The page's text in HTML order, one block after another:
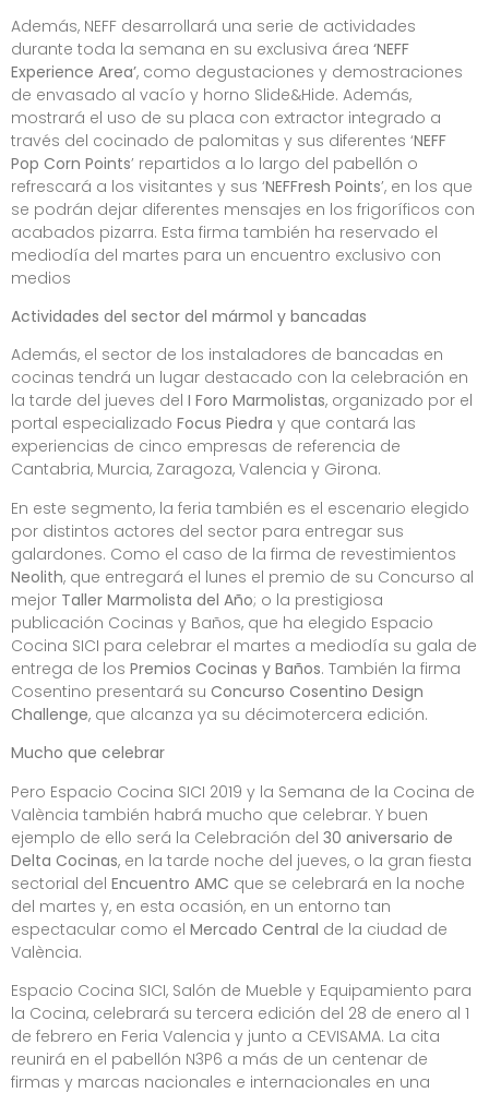
Además, NEFF desarrollará una serie de actividades
durante toda la semana en su exclusiva área ‘NEFF
Experience Area’, como degustaciones y demostraciones
de envasado al vacío y horno Slide&Hide. Además,
mostrará el uso de su placa con extractor integrado a
través del cocinado de palomitas y sus diferentes ‘NEFF
Pop Corn Points’ repartidos a lo largo del pabellón o
refrescará a los visitantes y sus ‘NEFFresh Points’, en los que
se podrán dejar diferentes mensajes en los frigoríficos con
acabados pizarra. Esta firma también ha reservado el
mediodía del martes para un encuentro exclusivo con
medios
Actividades del sector del mármol y bancadas
Además, el sector de los instaladores de bancadas en
cocinas tendrá un lugar destacado con la celebración en
la tarde del jueves del I Foro Marmolistas, organizado por el
portal especializado Focus Piedra y que contará las
experiencias de cinco empresas de referencia de
Cantabria, Murcia, Zaragoza, Valencia y Girona.
En este segmento, la feria también es el escenario elegido
por distintos actores del sector para entregar sus
galardones. Como el caso de la firma de revestimientos
Neolith, que entregará el lunes el premio de su Concurso al
mejor Taller Marmolista del Año; o la prestigiosa
publicación Cocinas y Baños, que ha elegido Espacio
Cocina SICI para celebrar el martes a mediodía su gala de
entrega de los Premios Cocinas y Baños. También la firma
Cosentino presentará su Concurso Cosentino Design
Challenge, que alcanza ya su décimotercera edición.
Mucho que celebrar
Pero Espacio Cocina SICI 2019 y la Semana de la Cocina de
València también habrá mucho que celebrar. Y buen
ejemplo de ello será la Celebración del 30 aniversario de
Delta Cocinas, en la tarde noche del jueves, o la gran fiesta
sectorial del Encuentro AMC que se celebrará en la noche
del martes y, en esta ocasión, en un entorno tan
espectacular como el Mercado Central de la ciudad de
València.
Espacio Cocina SICI, Salón de Mueble y Equipamiento para
la Cocina, celebrará su tercera edición del 28 de enero al 1
de febrero en Feria Valencia y junto a CEVISAMA. La cita
reunirá en el pabellón N3P6 a más de un centenar de
firmas y marcas nacionales e internacionales en una